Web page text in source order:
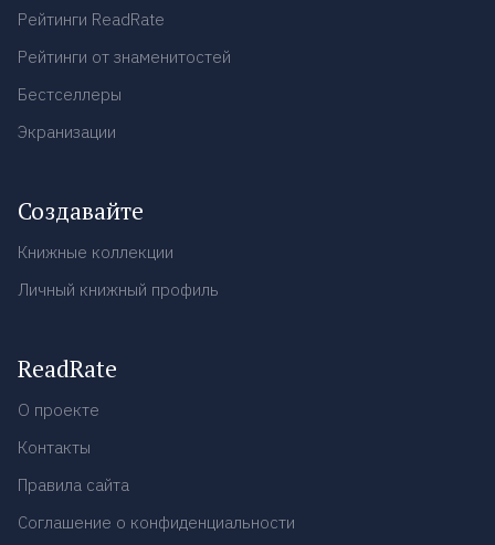
Рейтинги ReadRate
Рейтинги от знаменитостей
Бестселлеры
Экранизации
Создавайте
Книжные коллекции
Личный книжный профиль
ReadRate
О проекте
Контакты
Правила сайта
Соглашение о конфиденциальности